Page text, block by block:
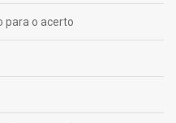
para o acerto